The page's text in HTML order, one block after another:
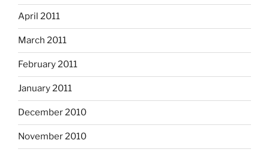
April 2011
March 2011
February 2011
January 2011
December 2010
November 2010